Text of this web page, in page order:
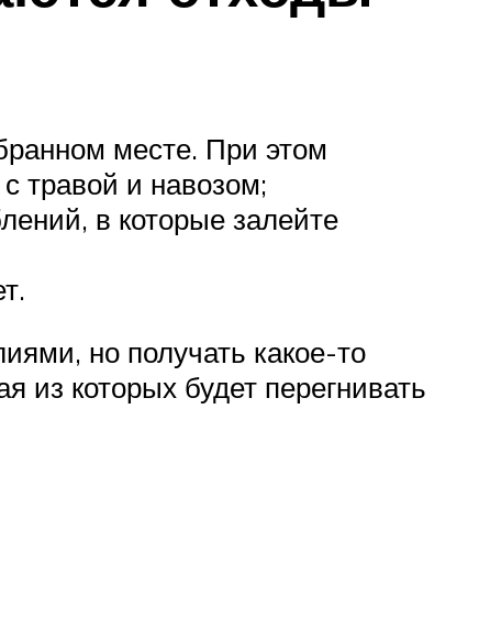
месте. При этом
травой и навозом;
в которые залейте
но получать какое-то
из которых будет перегнивать